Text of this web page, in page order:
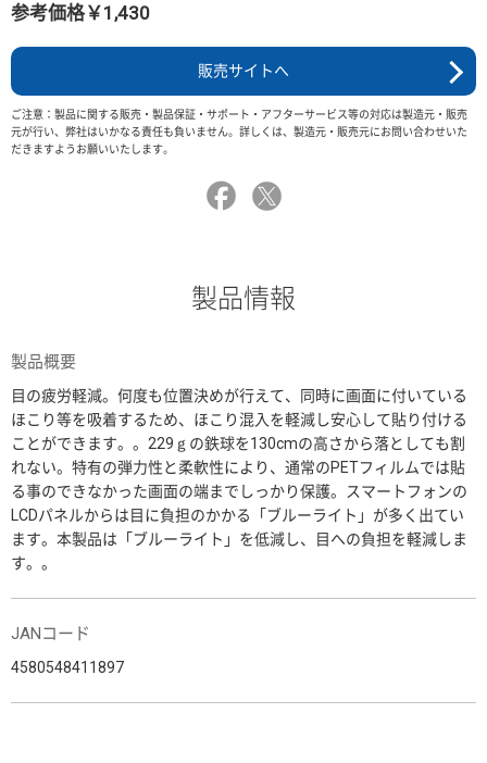
参考価格￥1,430
販売サイトへ
ご注意：製品に関する販売・製品保証・サポート・アフターサービス等の対応は製造元・販売
元が行い、弊社はいかなる責任も負いません。詳しくは、製造元・販売元にお問い合わせいた
だきますようお願いいたします。
製品情報
製品概要
目の疲労軽減。何度も位置決めが行えて、同時に画面に付いている
ほこり等を吸着するため、ほこり混入を軽減し安心して貼り付ける
ことができます。。229ｇの鉄球を130cmの高さから落としても割
れない。特有の弾力性と柔軟性により、通常のPETフィルムでは貼
る事のできなかった画面の端までしっかり保護。スマートフォンの
LCDパネルからは目に負担のかかる「ブルーライト」が多く出てい
ます。本製品は「ブルーライト」を低減し、目への負担を軽減しま
す。。
JANコード
4580548411897